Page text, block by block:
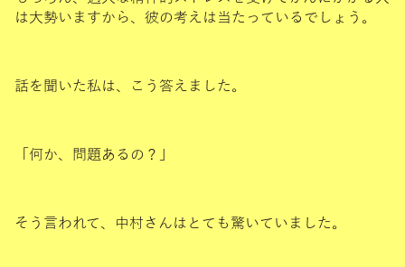
は大勢いますから、彼の考えは当たっているでしょう。
話を聞いた私は、こう答えました。
「何か、問題あるの？」
そう言われて、中村さんはとても驚いていました。